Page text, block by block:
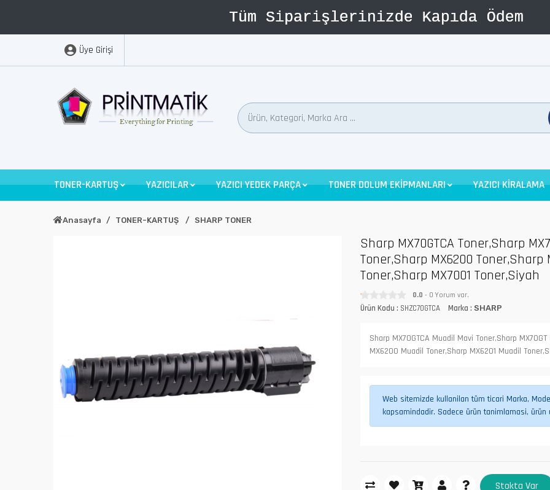
Üye Girişi
TONER-KARTUŞ YAZICILAR YAZICI YEDEK PARÇA TONER DOLUM EKİPMANLARI YAZICI KİRALAMA
Anasayfa TONER-KARTUŞ SHARP TONER
Sharp MX70GTCA Toner,Sharp
Toner,Sharp MX6200 Toner,Sharp
Toner,Sharp MX7001 Toner,Siyah
0.0 - 0 Yorum var.
Ürün Kodu : SHZC70GTCA Marka : SHARP
Sharp MX70GTCA Muadil Mavi Toner,Sharp
MX6200 Muadil Toner,Sharp MX6201 Muadil
Web sitemizde kullanilan tüm ticari Marka,
kapsamindadir. Sadece ürün tanimlamasi,
Stokta Var